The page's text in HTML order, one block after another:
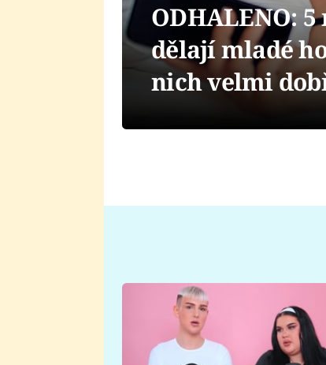
ODHALENO:
dělají mladé
nich velmi